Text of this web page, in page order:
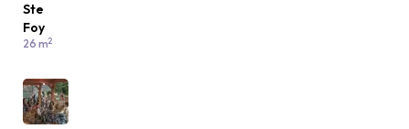
Ste
Foy
26 m2